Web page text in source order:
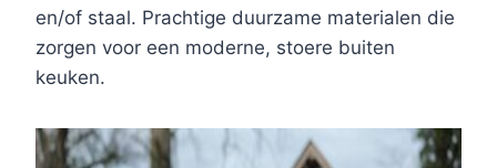
en/of staal. Prachtige duurzame materialen die
zorgen voor een moderne, stoere buiten
keuken.